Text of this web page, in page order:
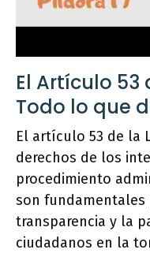
El Artículo 53
Todo lo que
El artículo 53 de la
derechos de los
procedimiento
son fundamentales
transparencia y la
ciudadanos en la